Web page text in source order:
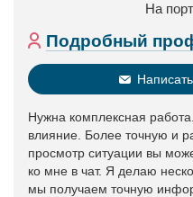
На
Подробный
Нужна комплексная
влияние. Более точную и
просмотр ситуации вы
ко мне в чат. Я делаю
мы получаем точную